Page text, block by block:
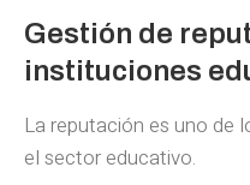
Gestión de
instituciones
La reputación es uno de
el sector educativo.